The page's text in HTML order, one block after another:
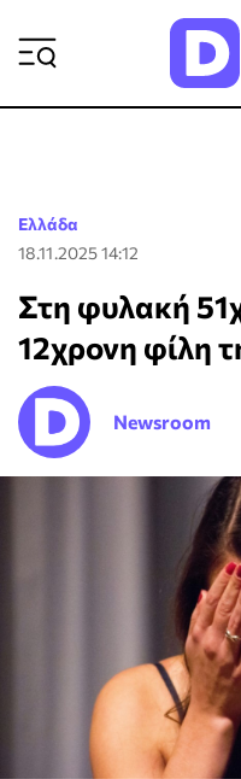
Ελλάδα
18.11.2025 14:12
Στη φυλακή
12χρονη φίλη
Newsroom